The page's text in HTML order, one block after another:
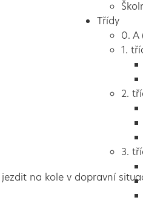
Třídy
0. A
1.
2.
3.
na kole v dopravní